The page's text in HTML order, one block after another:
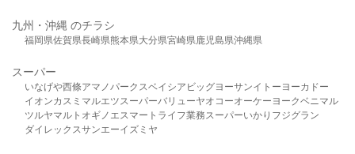
九州・沖縄 のチラシ
福岡県佐賀県長崎県熊本県大分県宮崎県 鹿児島県沖縄県
スーパー
いなげや西條アマノパークスベイシア ビッグヨーサンイトーヨーカドー
イオンカスミ マルエツ スーパーバリューヤオコーオーケー ヨークベニマル
ツルヤマルト オギノ エスマート ライフ業務スーパーいかり フジグラン
ダイレックスサンエーイズミヤ